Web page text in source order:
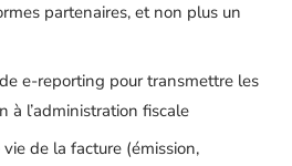
partenaires, et non plus un
e-reporting pour transmettre les
à l’administration fiscale
de la facture (émission,